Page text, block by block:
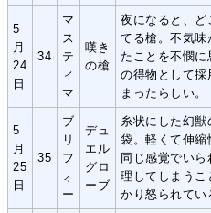
5
月
24
日
34
マ
ス
テ
ィ
マ
嘆き
の槍
夜になると、ど
てる槍。不気味
たことを不憫に
の得物として採
まったらしい。
5
月
25
日
35
ブ
リ
フ
ォ
ー
デュ
エル
グロ
ーブ
糸状にした幻
袋。軽くて伸縮
同じ感覚でい
理してしまうこ
かり怒られてい